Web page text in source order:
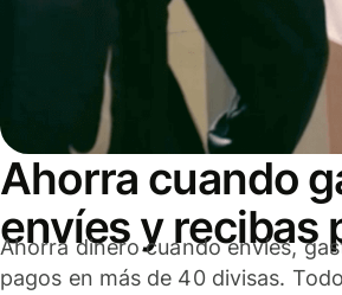
Ahorra cuando
envíes y recibas
Ahorra dinero cuando envíes,
pagos en más de 40 divisas.